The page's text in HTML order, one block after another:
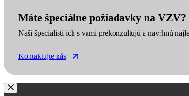
Máte špeciálne požiadavky na VZV?
Naši špecialisti ich s vami prekonzultujú a navrhnú
Kontaktujte nás